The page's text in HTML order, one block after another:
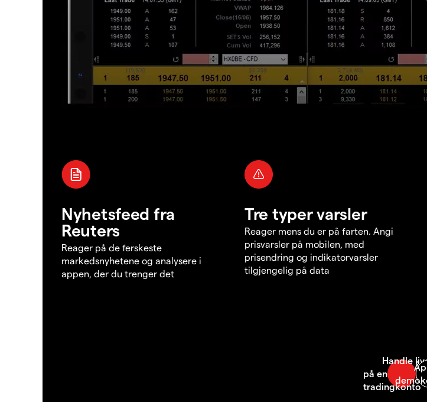
Nyhetsfeed fra
Reuters
Reager på de ferskeste
markedsnyhetene og analysere i
appen, der du trenger det
Tre typer varsler
Reager mens du er på farten. Angi
prisvarsler på mobilen, med
prisendring og indikatorvarsler
tilgjengelig på data